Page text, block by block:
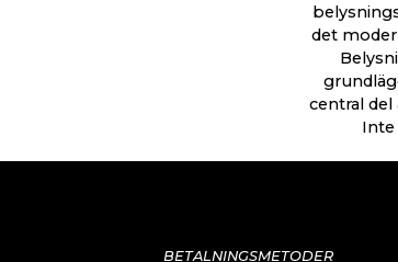
det
central del
Inte
BETALNINGSMETODER